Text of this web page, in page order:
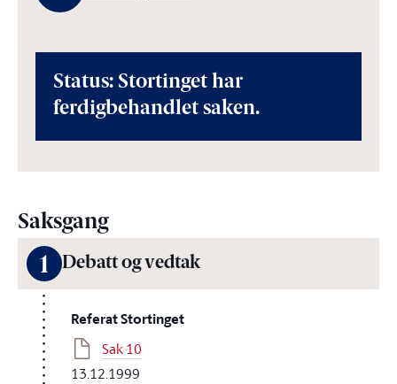
Status: Stortinget har
ferdigbehandlet saken.
Saksgang
1 Debatt og vedtak
Referat Stortinget
Sak 10
13.12.1999